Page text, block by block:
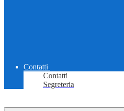
Contatti
Contatti
Segreteria